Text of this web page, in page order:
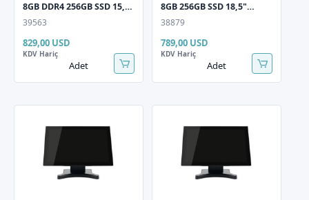
8GB DDR4 256GB SSD 15,6"
Multi Dokunmatik EDGE
Arka Ekran
39563
829,00 USD
KDV Hariç
Adet
8GB 256GB SSD 18,5"
Dokunmatik LCD 11,6"
38879
789,00 USD
KDV Hariç
Adet